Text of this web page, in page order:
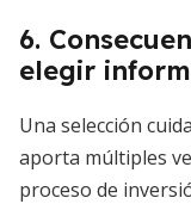
6.
elegir
Una selección
aporta múltiples
proceso de